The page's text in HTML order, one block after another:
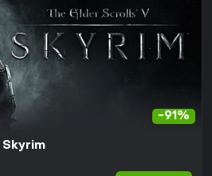
-91%
Skyrim